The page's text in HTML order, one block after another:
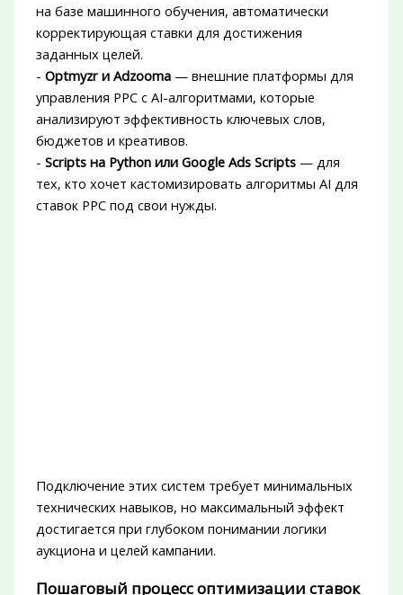
на базе машинного обучения, автоматически
корректирующая ставки для достижения
заданных целей.
- Optmyzr и Adzooma— внешние платформы для
управления PPC с AI-алгоритмами, которые
анализируют эффективность ключевых слов,
бюджетов и креативов.
- Scripts на Python или Google Ads Scripts— для
тех, кто хочет кастомизировать алгоритмы AI для
ставок PPC под свои нужды.
Подключение этих систем требует минимальных
технических навыков, но максимальный эффект
достигается при глубоком понимании логики
аукциона и целей кампании.
Пошаговый процесс оптимизации ставок